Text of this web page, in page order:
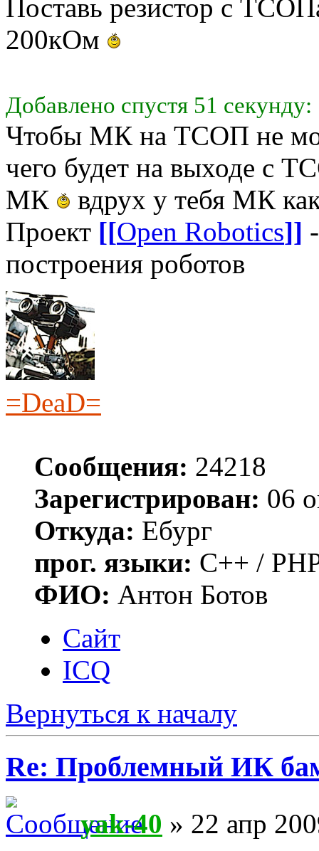
Поставь резистор с
200кОм
Добавлено спустя 51 секунду:
Чтобы МК на ТСОП не
чего будет на выходе с
МК
вдрух у тебя МК
Проект [[Open Robotics]]
построения роботов
=DeaD=
Сообщения: 24218
Зарегистрирован: 06
Откуда: Ебург
прог. языки: C++ /
ФИО: Антон Ботов
Сайт
ICQ
Вернуться к началу
Re: Проблемный ИК
yak-40 » 22 апр